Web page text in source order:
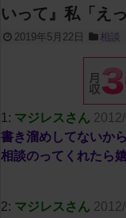
いって』私「えっ
2019年5月22日 相談
1: マジレスさん
書き溜めしてないか
相談のってくれたら
2: マジレスさん